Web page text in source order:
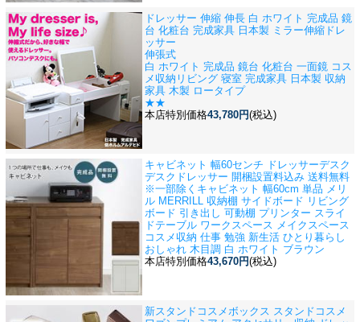
ドレッサー 伸縮 伸長 白 ホワイト 完成品 鏡
台 化粧台 完成家具 日本製 ミラー伸縮ドレ
ッサー
伸張式
白 ホワイト 完成品 鏡台 化粧台 一面鏡 コス
メ収納リビング 寝室 完成家具 日本製 収納
家具 木製 ロータイプ
★★
本店特別価格43,780円(税込)
キャビネット 幅60センチ ドレッサーデスク
デスクドレッサー 開梱設置料込み 送料無料
※一部除く キャビネット 幅60cm 単品 メリ
ル MERRILL 収納棚 サイドボード リビング
ボード 引き出し 可動棚 プリンター スライ
ドテーブル ワークスペース メイクスペース
コスメ収納 仕事 勉強 新生活 ひとり暮らし
おしゃれ 木目調 白 ホワイト ブラウン
本店特別価格43,670円(税込)
新スタンドコスメボックス スタンドコスメ